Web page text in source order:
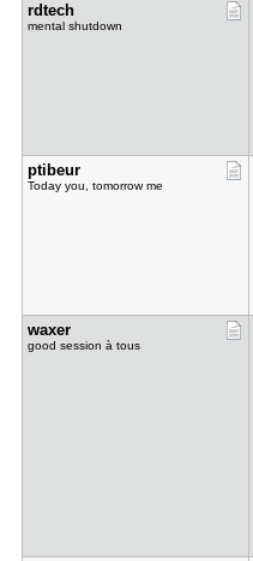
rdtech
mental shutdown
ptibeur
Today you, tomorrow me
waxer
good session à tous